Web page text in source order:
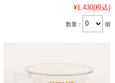
¥1,430(税込)
数量： 個